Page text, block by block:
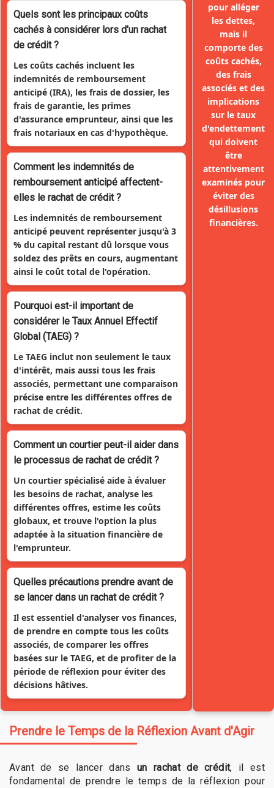
Quels sont les principaux coûts
cachés à considérer lors d'un rachat
de crédit ?
Les coûts cachés incluent les
indemnités de remboursement
anticipé (IRA), les frais de dossier, les
frais de garantie, les primes
d'assurance emprunteur, ainsi que les
frais notariaux en cas d'hypothèque.
Comment les indemnités de
remboursement anticipé affectent-
elles le rachat de crédit ?
Les indemnités de remboursement
anticipé peuvent représenter jusqu'à 3
% du capital restant dû lorsque vous
soldez des prêts en cours, augmentant
ainsi le coût total de l'opération.
Pourquoi est-il important de
considérer le Taux Annuel Effectif
Global (TAEG) ?
Le TAEG inclut non seulement le taux
d'intérêt, mais aussi tous les frais
associés, permettant une comparaison
précise entre les différentes offres de
rachat de crédit.
Comment un courtier peut-il aider dans
le processus de rachat de crédit ?
Un courtier spécialisé aide à évaluer
les besoins de rachat, analyse les
différentes offres, estime les coûts
globaux, et trouve l'option la plus
adaptée à la situation financière de
l'emprunteur.
Quelles précautions prendre avant de
se lancer dans un rachat de crédit ?
Il est essentiel d'analyser vos finances,
de prendre en compte tous les coûts
associés, de comparer les offres
basées sur le TAEG, et de profiter de la
période de réflexion pour éviter des
décisions hâtives.
pour alléger
les dettes,
mais il
comporte des
coûts cachés,
des frais
associés et des
implications
sur le taux
d'endettement
qui doivent
être
attentivement
examinés pour
éviter des
désillusions
financières.
Prendre le Temps de la Réflexion Avant d'Agir
Avant de se lancer dans un rachat de crédit, il est
fondamental de prendre le temps de la réflexion pour